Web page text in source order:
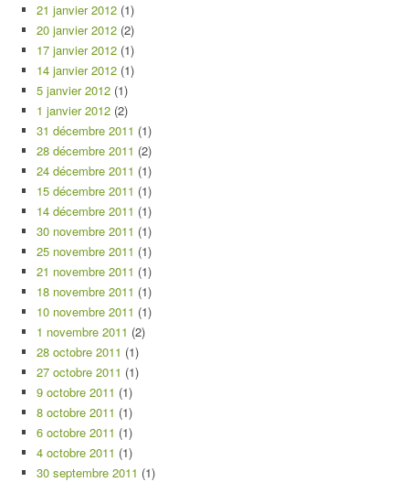
21 janvier 2012 (1)
20 janvier 2012 (2)
17 janvier 2012 (1)
14 janvier 2012 (1)
5 janvier 2012 (1)
1 janvier 2012 (2)
31 décembre 2011 (1)
28 décembre 2011 (2)
24 décembre 2011 (1)
15 décembre 2011 (1)
14 décembre 2011 (1)
30 novembre 2011 (1)
25 novembre 2011 (1)
21 novembre 2011 (1)
18 novembre 2011 (1)
10 novembre 2011 (1)
1 novembre 2011 (2)
28 octobre 2011 (1)
27 octobre 2011 (1)
9 octobre 2011 (1)
8 octobre 2011 (1)
6 octobre 2011 (1)
4 octobre 2011 (1)
30 septembre 2011 (1)